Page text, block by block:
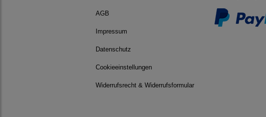
AGB
Impressum
Datenschutz
Cookieeinstellungen
Widerrufsrecht & Widerrufsformular